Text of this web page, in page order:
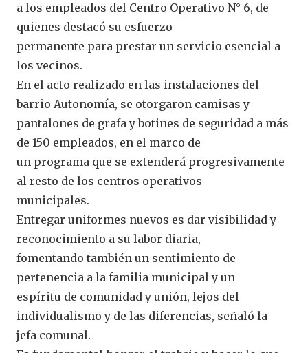
a los empleados del Centro Operativo N° 6, de
quienes destacó su esfuerzo
permanente para prestar un servicio esencial a
los vecinos.
En el acto realizado en las instalaciones del
barrio Autonomía, se otorgaron camisas y
pantalones de grafa y botines de seguridad a más
de 150 empleados, en el marco de
un programa que se extenderá progresivamente
al resto de los centros operativos
municipales.
Entregar uniformes nuevos es dar visibilidad y
reconocimiento a su labor diaria,
fomentando también un sentimiento de
pertenencia a la familia municipal y un
espíritu de comunidad y unión, lejos del
individualismo y de las diferencias, señaló la
jefa comunal.